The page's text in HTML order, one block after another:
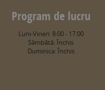
Program de lucru
Luni-Vineri: 8:00 - 17:00
Sâmbătă: Închis
Duminica: Închis